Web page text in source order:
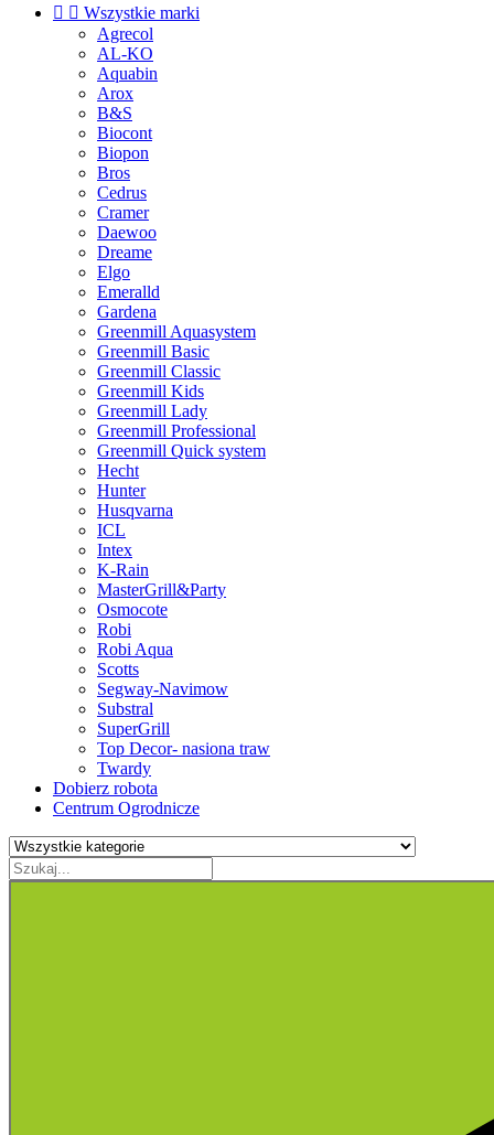
  Wszystkie marki
Agrecol
AL-KO
Aquabin
Arox
B&S
Biocont
Biopon
Bros
Cedrus
Cramer
Daewoo
Dreame
Elgo
Emeralld
Gardena
Greenmill Aquasystem
Greenmill Basic
Greenmill Classic
Greenmill Kids
Greenmill Lady
Greenmill Professional
Greenmill Quick system
Hecht
Hunter
Husqvarna
ICL
Intex
K-Rain
MasterGrill&Party
Osmocote
Robi
Robi Aqua
Scotts
Segway-Navimow
Substral
SuperGrill
Top Decor- nasiona traw
Twardy
Dobierz robota
Centrum Ogrodnicze